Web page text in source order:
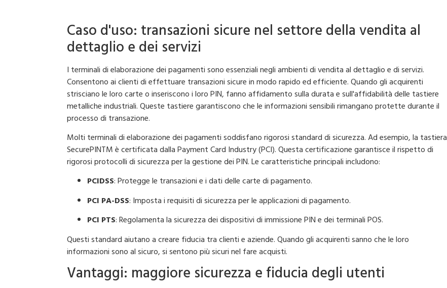
Caso d'uso: transazioni sicure nel settore della vendita al
dettaglio e dei servizi
I terminali di elaborazione dei pagamenti sono essenziali negli ambienti di vendita al dettaglio e di servizi.
Consentono ai clienti di effettuare transazioni sicure in modo rapido ed efficiente. Quando gli acquirenti
strisciano le loro carte o inseriscono i loro PIN, fanno affidamento sulla durata e sull'affidabilità delle tastiere
metalliche industriali. Queste tastiere garantiscono che le informazioni sensibili rimangano protette durante il
processo di transazione.
Molti terminali di elaborazione dei pagamenti soddisfano rigorosi standard di sicurezza. Ad esempio, la tastiera
SecurePINTM è certificata dalla Payment Card Industry (PCI). Questa certificazione garantisce il rispetto di
rigorosi protocolli di sicurezza per la gestione dei PIN. Le caratteristiche principali includono:
PCIDSS: Protegge le transazioni e i dati delle carte di pagamento.
PCI PA-DSS: Imposta i requisiti di sicurezza per le applicazioni di pagamento.
PCI PTS: Regolamenta la sicurezza dei dispositivi di immissione PIN e dei terminali POS.
Questi standard aiutano a creare fiducia tra clienti e aziende. Quando gli acquirenti sanno che le loro
informazioni sono al sicuro, si sentono più sicuri nel fare acquisti.
Vantaggi: maggiore sicurezza e fiducia degli utenti